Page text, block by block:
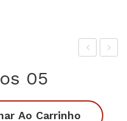
de
Coe
coa
05
Ao Carrinho